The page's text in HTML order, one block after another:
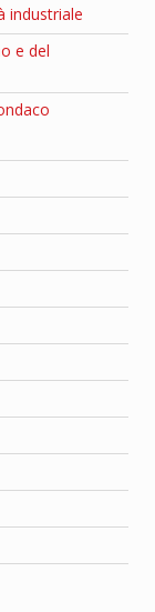
industriale
e del